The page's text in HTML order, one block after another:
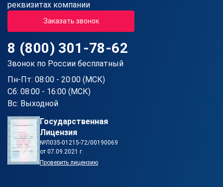
реквизитах компании
Заказать звонок
8 (800) 301-78-62
Звонок по России бесплатный
Пн-Пт: 08:00 - 20:00 (МСК)
Сб: 08:00 - 16:00 (МСК)
Вс: Выходной
Государственная
Лицензия
№Л035-01215-72/00190069
от 07.09.2021 г.
Проверить лицензию